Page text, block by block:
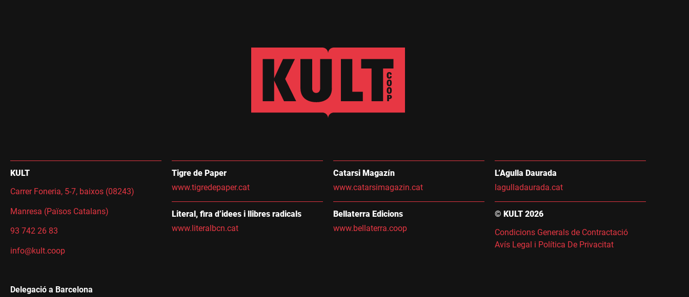
KULT
Carrer Foneria, 5-7, baixos (08243)
Manresa (Països Catalans)
93 742 26 83
info@kult.coop
Delegació a Barcelona
Tigre de Paper
www.tigredepaper.cat
Literal, fira d’idees i llibres radicals
www.literalbcn.cat
Catarsi Magazín
www.catarsimagazin.cat
Bellaterra Edicions
www.bellaterra.coop
L’Agulla Daurada
lagulladaurada.cat
© KULT 2026
Condicions Generals de Contractació
Avís Legal i Política De Privacitat